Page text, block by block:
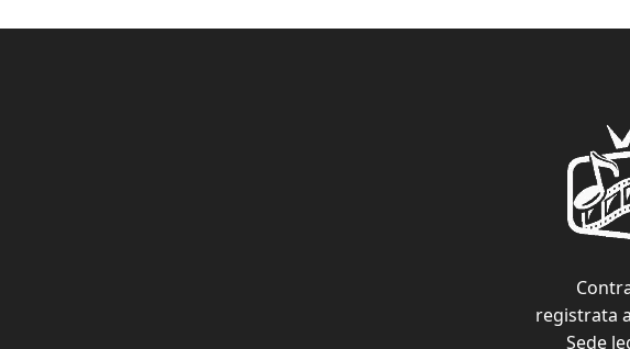
registrata
Sede